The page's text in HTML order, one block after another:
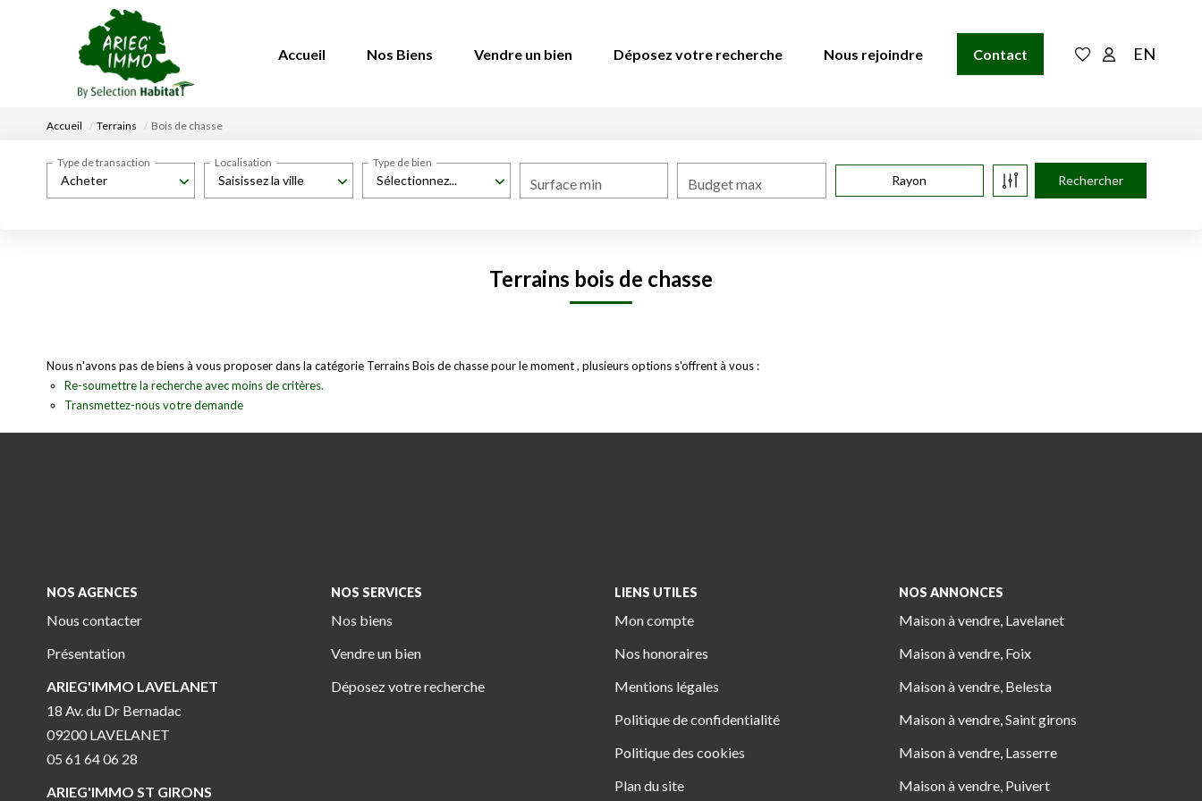
Accueil Nos Biens Vendre un bien Déposez votre recherche Nous rejoindre Contact EN
Accueil Terrains Bois de chasse
Acheter
Type de transaction
Saisissez la ville
Localisation
Sélectionnez...
Type de bien
Surface min Budget max Rayon
Terrains bois de chasse
Nous n'avons pas de biens à vous proposer dans la catégorie Terrains Bois de chasse pour le moment , plusieurs options s'offrent à vous :
Re-soumettre la recherche avec moins de critères.
Transmettez-nous votre demande
NOS AGENCES
Nous contacter
Présentation
ARIEG'IMMO LAVELANET
18 Av. du Dr Bernadac
09200 LAVELANET
05 61 64 06 28
ARIEG'IMMO ST GIRONS
NOS SERVICES
Nos biens
Vendre un bien
Déposez votre recherche
LIENS UTILES
Mon compte
Nos honoraires
Mentions légales
Politique de confidentialité
Politique des cookies
Plan du site
NOS ANNONCES
Maison à vendre, Lavelanet
Maison à vendre, Foix
Maison à vendre, Belesta
Maison à vendre, Saint girons
Maison à vendre, Lasserre
Maison à vendre, Puivert